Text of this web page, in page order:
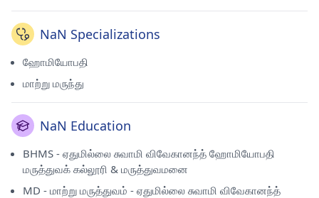
NaN Specializations
ஹோமியோபதி
மாற்று மருந்து
NaN Education
BHMS - ஏதுமில்லை சுவாமி விவேகானந்த் ஹோமியோபதி
மருத்துவக் கல்லூரி & மருத்துவமனை
MD - மாற்று மருத்துவம் - ஏதுமில்லை சுவாமி விவேகானந்த்